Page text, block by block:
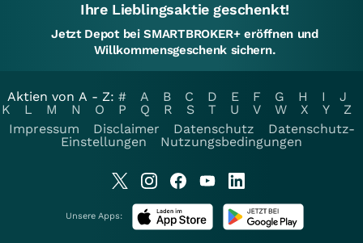
Ihre Lieblingsaktie geschenkt!
Jetzt Depot bei SMARTBROKER+ eröffnen und
Willkommensgeschenk sichern.
Aktien von A - Z: # A B C D E F G H I
J
K
L M N O P Q R S T U V W X Y
Z
Impressum
Disclaimer Datenschutz
Datenschutz-
Einstellungen
Nutzungsbedingungen
Unsere Apps: